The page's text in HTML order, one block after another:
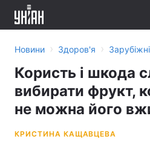
Новини › Здоров'я ›
Користь і шкода
вибирати фрукт,
не можна його
КРИСТИНА КАЩАВЦЕВА